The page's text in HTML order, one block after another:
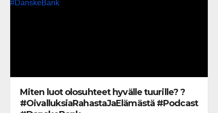
Miten luot olosuhteet hyvälle tuurille? ?
#OivalluksiaRahastaJaElämästä #Podcast